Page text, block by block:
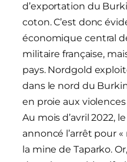
d’exportation du
coton. C’est donc
économique central
militaire française,
pays. Nordgold
dans le nord du
en proie aux
Au mois d’avril 2022,
annoncé l’arrêt pour
la mine de Taparko.